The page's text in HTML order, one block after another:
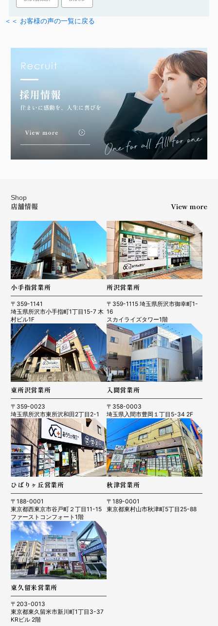
＜＜ お客様の声の一覧に戻る
Shop
店舗情報 View more
小手指営業所
〒359-1141
埼玉県所沢市小手指町1丁目15-7 木
村ビル1F
所沢営業所
〒359-1115 埼玉県所沢市御幸町1-
16
スカイライズタワー1階
東所沢営業所
〒359-0023
埼玉県所沢市東所沢和田2丁目2-1
入間営業所
〒358-0003
埼玉県入間市豊岡１丁目5-34 2F
ひばりヶ丘営業所
〒188-0001
東京都西東京市谷戸町２丁目11-15
ファーストコンフォート1階
秋津営業所
〒189-0001
東京都東村山市秋津町5丁目25-88
東久留米営業所
〒203-0013
東京都東久留米市新川町1丁目3-37
KRビル 2階